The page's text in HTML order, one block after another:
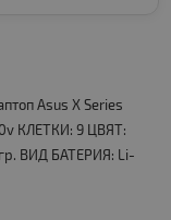
Asus X Series
КЛЕТКИ: 9 ЦВЯТ:
ВИД БАТЕРИЯ: Li-